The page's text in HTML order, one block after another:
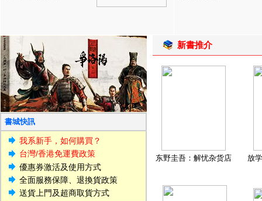
書城快訊
我系新手，如何購買？
台灣/香港免運費政策
優惠券激活及使用方式
全面服務保障、退換貨政策
送貨上門及超商取貨方式
新書推介
东野圭吾：解忧杂货店 放